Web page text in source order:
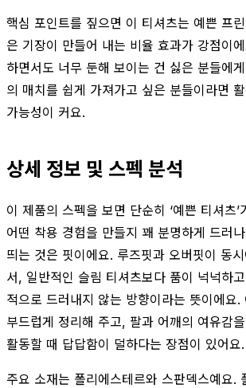
핵심 포인트를 짚으면 이 티셔츠는 예쁜 프
은 기장이 만들어 내는 비율 효과가 강점이
하면서도 너무 둔해 보이는 건 싫은 분들에
의 매치를 쉽게 가져가고 싶은 분들이라면
가능성이 커요.
상세 정보 및 스펙 분석
이 제품의 스펙을 보면 단순히 ‘예쁜 티셔츠
어떤 착용 경험을 만들지 꽤 분명하게 드러
띄는 것은 핏이에요. 루즈핏과 오버핏이 동
서, 일반적인 슬림 티셔츠보다 품이 넉넉하
적으로 드러내지 않는 방향이라는 뜻이에요.
부드럽게 정리해 주고, 팔과 어깨의 여유감
활동할 때 답답함이 덜하다는 장점이 있어요.
주요 소재는 폴리에스테르와 스판덱스예요.